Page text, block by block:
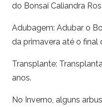
do Bonsai Caliandra
Adubagem: Adubar o
da primavera até o final
Transplante:
anos.
No Inverno, alguns